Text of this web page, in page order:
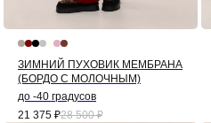
ЗИМНИЙ ПУХОВИК МЕМБРАНА
(БОРДО С МОЛОЧНЫМ)
до -40 градусов
21 375 ₽28 500 ₽